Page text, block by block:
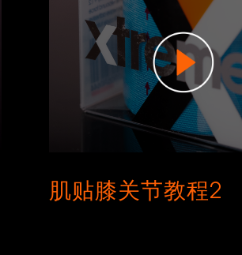
肌贴膝关节教程2